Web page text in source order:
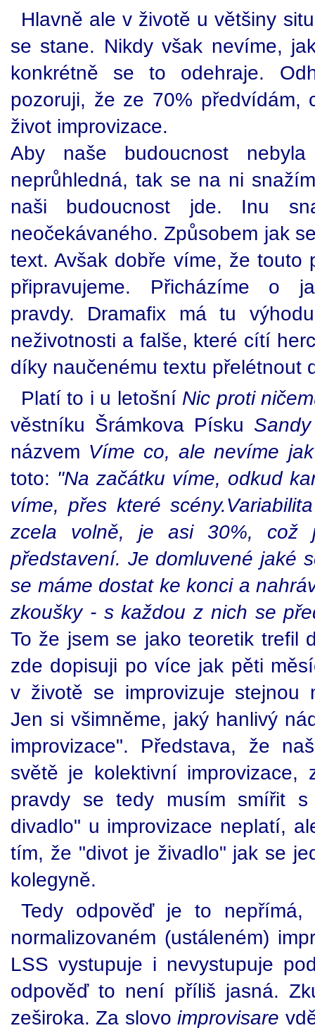
Hlavně ale v životě u většiny
se stane. Nikdy však nevíme,
konkrétně se to odehraje.
pozoruji, že ze 70%
život improvizace.
Aby naše budoucnost
neprůhledná, tak se na ni
naši budoucnost jde. Inu
neočekávaného. Způsobem jak
text. Avšak dobře víme, že touto
připravujeme. Přicházíme o
pravdy. Dramafix má tu
neživotnosti a falše, které cítí
díky naučenému textu přelétnout
Platí to i u letošní Nic proti
věstníku Šrámkova Písku
názvem Víme co, ale nevíme
toto: "Na začátku víme, odkud
víme, přes které
zcela volně, je asi 30%,
představení. Je domluvené jaké
se máme dostat ke konci a
zkoušky - s každou z nich se
To že jsem se jako teoretik trefil
zde dopisuji po více jak pěti
v životě se improvizuje stejnou
Jen si všimněme, jaký hanlivý
improvizace". Představa, že
světě je kolektivní
pravdy se tedy musím smířit
divadlo" u improvizace neplatí,
tím, že "divot je živadlo" jak se
kolegyně.
Tedy odpověď je to
normalizovaném (ustáleném)
LSS vystupuje i nevystupuje
odpověď to není příliš jasná.
zeširoka. Za slovoimprovisare